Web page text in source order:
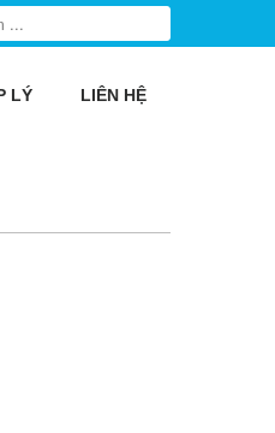
LÝ LIÊN HỆ